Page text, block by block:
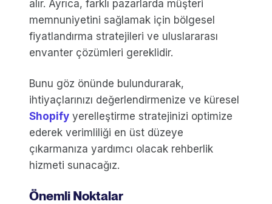
alır. Ayrıca, farklı pazarlarda müşteri
memnuniyetini sağlamak için bölgesel
fiyatlandırma stratejileri ve uluslararası
envanter çözümleri gereklidir.
Bunu göz önünde bulundurarak,
ihtiyaçlarınızı değerlendirmenize ve küresel
Shopify yerelleştirme stratejinizi optimize
ederek verimliliği en üst düzeye
çıkarmanıza yardımcı olacak rehberlik
hizmeti sunacağız.
Önemli Noktalar